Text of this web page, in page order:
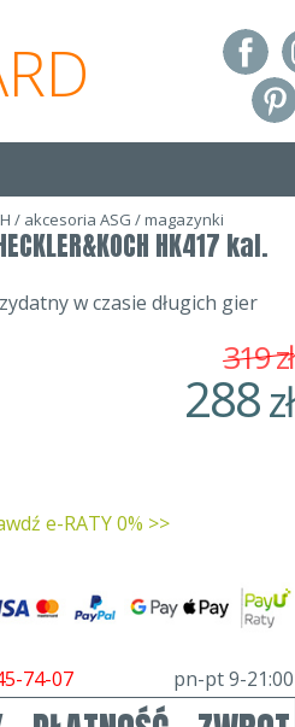
/ akcesoria ASG /magazynki
HK417 kal.
w czasie długich gier
288zł
319zł
e-RATY 0% >>
74-07 pn-pt 9-21:00